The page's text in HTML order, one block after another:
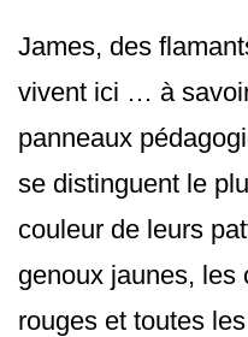
James, des
vivent ici … à
panneaux
se distinguent le
couleur de leurs
genoux jaunes, les
rouges et toutes